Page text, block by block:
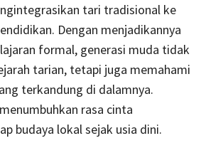
tari tradisional ke
Dengan menjadikannya
formal, generasi muda tidak
tarian, tetapi juga memahami
terkandung di dalamnya.
rasa cinta
budaya lokal sejak usia dini.